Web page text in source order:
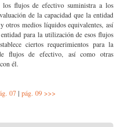
flujos de efectivo suministra a los
de la capacidad que la entidad
otros medios líquidos equivalentes, así
para la utilización de esos flujos
ciertos requerimientos para la
flujos de efectivo, así como otras
él.
07| pág. 09 >>>